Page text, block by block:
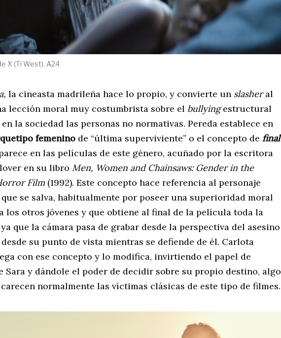
X (Ti West). A24
la cineasta madrileña hace lo propio, y convierte un slasheral
lección moral muy costumbrista sobre el bullyingestructural
la sociedad las personas no normativas. Pereda establece en
femenino de “última superviviente” o el concepto de final
en las películas de este género, acuñado por la escritora
en su libro Men, Women and Chainsaws: Gender in the
Film (1992). Este concepto hace referencia al personaje
se salva, habitualmente por poseer una superioridad moral
los otros jóvenes y que obtiene al final de la película toda la
que la cámara pasa de grabar desde la perspectiva del asesino
su punto de vista mientras se defiende de él. Carlota
con ese concepto y lo modifica, invirtiendo el papel de
Sara y dándole el poder de decidir sobre su propio destino, algo
normalmente las víctimas clásicas de este tipo de filmes.